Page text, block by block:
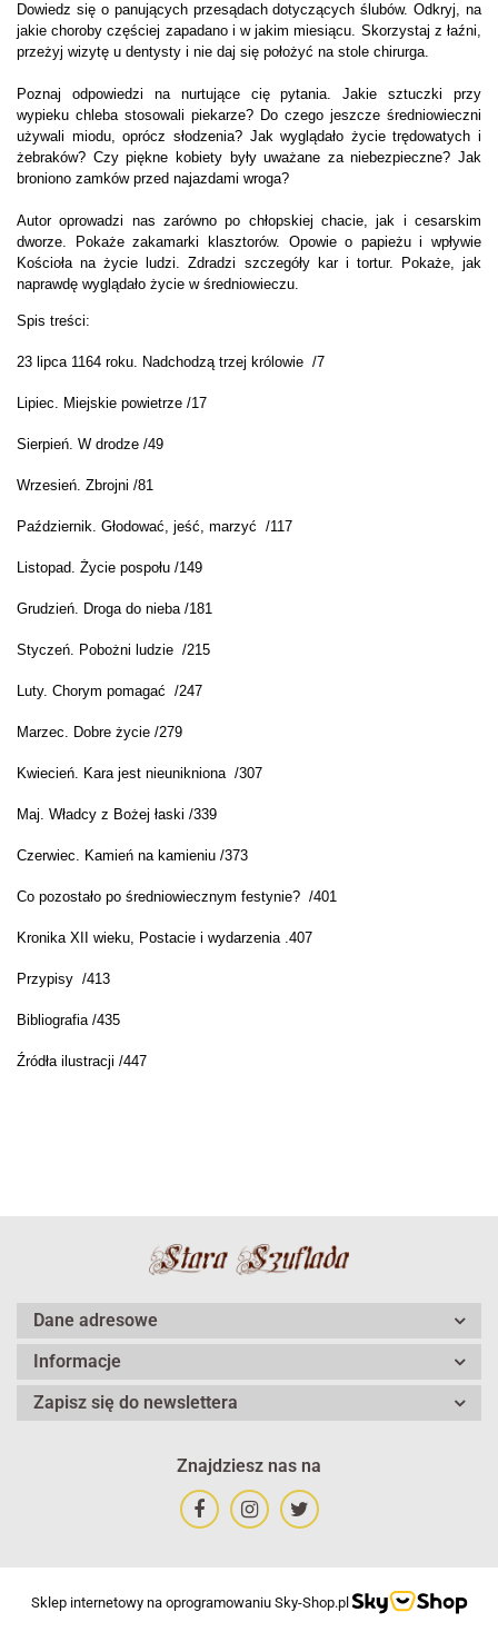
Dowiedz się o panujących przesądach dotyczących ślubów. Odkryj, na
jakie choroby częściej zapadano i w jakim miesiącu. Skorzystaj z łaźni,
przeżyj wizytę u dentysty i nie daj się położyć na stole chirurga.
Poznaj odpowiedzi na nurtujące cię pytania. Jakie sztuczki przy
wypieku chleba stosowali piekarze? Do czego jeszcze średniowieczni
używali miodu, oprócz słodzenia? Jak wyglądało życie trędowatych i
żebraków? Czy piękne kobiety były uważane za niebezpieczne? Jak
broniono zamków przed najazdami wroga?
Autor oprowadzi nas zarówno po chłopskiej chacie, jak i cesarskim
dworze. Pokaże zakamarki klasztorów. Opowie o papieżu i wpływie
Kościoła na życie ludzi. Zdradzi szczegóły kar i tortur. Pokaże, jak
naprawdę wyglądało życie w średniowieczu.
Spis treści:
23 lipca 1164 roku. Nadchodzą trzej królowie /7
Lipiec. Miejskie powietrze /17
Sierpień. W drodze /49
Wrzesień. Zbrojni /81
Październik. Głodować, jeść, marzyć /117
Listopad. Życie pospołu /149
Grudzień. Droga do nieba /181
Styczeń. Pobożni ludzie /215
Luty. Chorym pomagać /247
Marzec. Dobre życie /279
Kwiecień. Kara jest nieunikniona /307
Maj. Władcy z Bożej łaski /339
Czerwiec. Kamień na kamieniu /373
Co pozostało po średniowiecznym festynie? /401
Kronika XII wieku, Postacie i wydarzenia .407
Przypisy /413
Bibliografia /435
Źródła ilustracji /447
Dane adresowe
Informacje
Zapisz się do newslettera
Znajdziesz nas na
Sklep internetowy na oprogramowaniu Sky-Shop.pl